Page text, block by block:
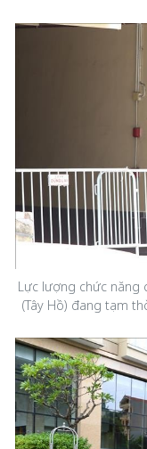
Lực lượng chức năng
(Tây Hồ) đang tạm